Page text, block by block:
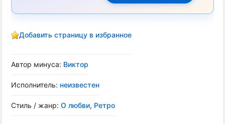
Добавить страницу в избранное
Автор минуса: Виктор
Исполнитель: неизвестен
Стиль / жанр: О любви, Ретро